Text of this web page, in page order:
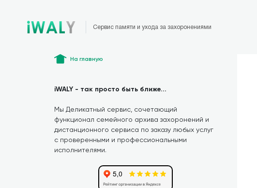
Сервис памяти и ухода за захоронениями
На главную
iWALY - так просто быть ближе...
Мы Деликатный сервис, сочетающий
функционал семейного архива захоронений и
дистанционного сервиса по заказу любых услуг
с проверенными и профессиональными
исполнителями.